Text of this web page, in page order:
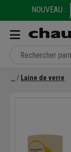
NOUVEAU :
Laine de verre